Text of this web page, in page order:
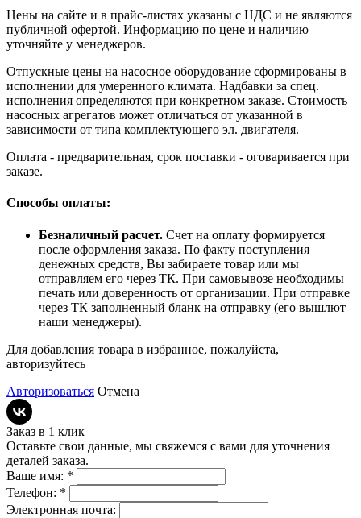
Цены на сайте и в прайс-листах указаны с НДС и не являются
публичной офертой. Информацию по цене и наличию
уточняйте у менеджеров.
Отпускные цены на насосное оборудование сформированы в
исполнении для умеренного климата. Надбавки за спец.
исполнения определяются при конкретном заказе. Стоимость
насосных агрегатов может отличаться от указанной в
зависимости от типа комплектующего эл. двигателя.
Оплата - предварительная, срок поставки - оговаривается при
заказе.
Способы оплаты:
Безналичный расчет. Счет на оплату формируется
после оформления заказа. По факту поступления
денежных средств, Вы забираете товар или мы
отправляем его через ТК. При самовывозе необходимы
печать или доверенность от организации. При отправке
через ТК заполненный бланк на отправку (его вышлют
наши менеджеры).
Для добавления товара в избранное, пожалуйста,
авторизуйтесь
Авторизоваться Отмена
Заказ в 1 клик
Оставьте свои данные, мы свяжемся с вами для уточнения
деталей заказа.
Ваше имя: *
Телефон: *
Электронная почта: